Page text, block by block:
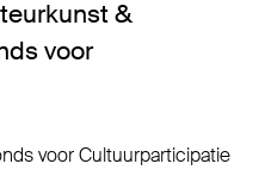
&
voor
voor Cultuurparticipatie